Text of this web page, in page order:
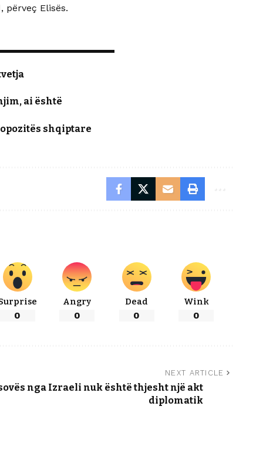
përveç Elisës.
ai është
opozitës shqiptare
0
Angry
0
Dead
0
Wink
0
NEXT ARTICLE
nga Izraeli nuk është thjesht një akt
diplomatik